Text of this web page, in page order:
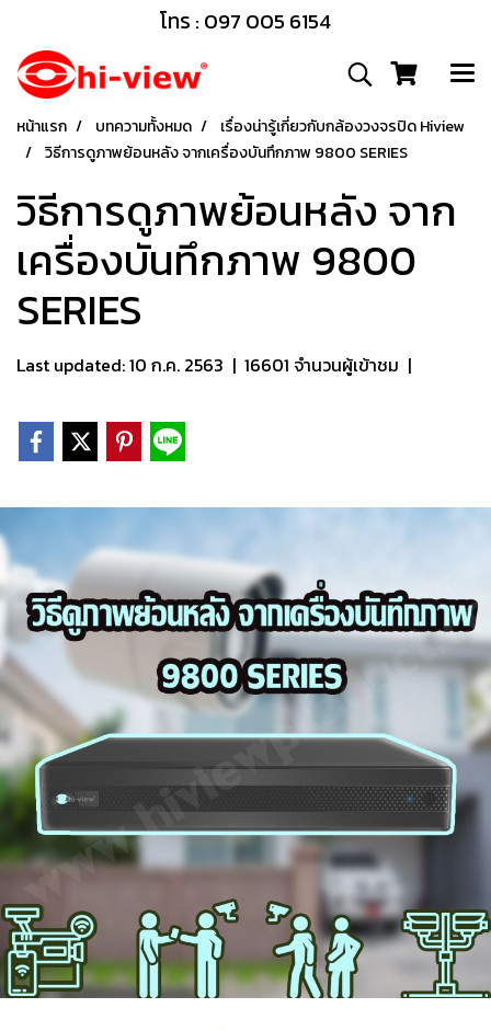
โทร : 097 005 6154
หน้าแรก บทความทั้งหมด
เรื่องน่ารู้เกี่ยวกับกล้องวงจรปิด Hiview
วิธีการดูภาพย้อนหลัง จากเครื่องบันทึกภาพ 9800 SERIES
วิธีการดูภาพย้อนหลัง จาก
เครื่องบันทึกภาพ 9800
SERIES
Last updated: 10 ก.ค. 2563 | 16601 จำนวนผู้เข้าชม |